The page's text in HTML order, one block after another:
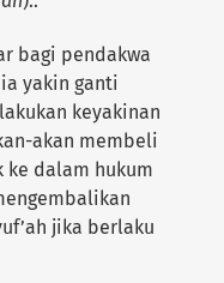
bagi pendakwa
yakin ganti
keyakinan
akan membeli
ke dalam hukum
jika berlaku